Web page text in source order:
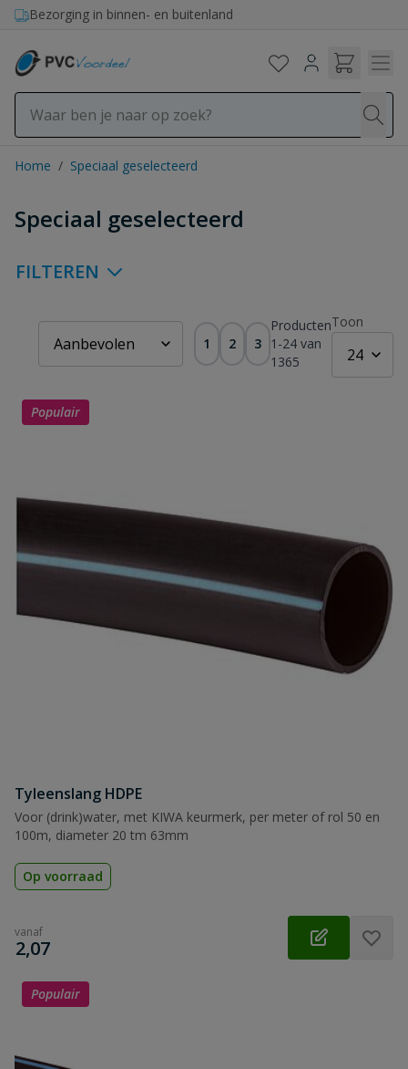
Ga naar de inhoud
Bezorging in binnen- en buitenland
Home / Speciaal geselecteerd
Speciaal geselecteerd
FILTEREN
Producten
1 -24 van
1365
1 2 3
Toon
Populair
Tyleenslang HDPE
Voor (drink)water, met KIWA keurmerk, per meter of rol 50 en
100m, diameter 20 tm 63mm
Op voorraad
vanaf
€
2,07
Populair